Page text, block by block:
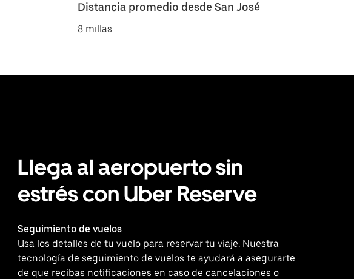
Distancia promedio desde San José
8 millas
Llega al aeropuerto sin
estrés con Uber Reserve
Seguimiento de vuelos
Usa los detalles de tu vuelo para reservar tu viaje. Nuestra
tecnología de seguimiento de vuelos te ayudará a asegurarte
de que recibas notificaciones en caso de cancelaciones o